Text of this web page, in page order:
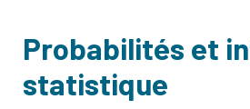
Probabilités et
statistique